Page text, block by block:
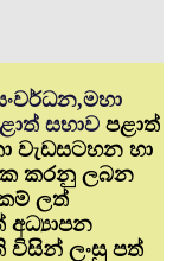
සභාව පළාත්
වැඩසටහන හා
කරනු ලබන
ලත්
විසින් ලංසු පත්